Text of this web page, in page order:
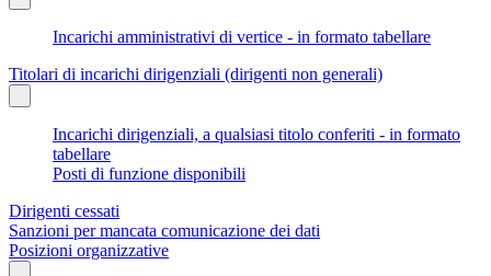
Incarichi amministrativi di vertice - in formato tabellare
Titolari di incarichi dirigenziali (dirigenti non generali)
Incarichi dirigenziali, a qualsiasi titolo conferiti - in formato
tabellare
Posti di funzione disponibili
Dirigenti cessati
Sanzioni per mancata comunicazione dei dati
Posizioni organizzative